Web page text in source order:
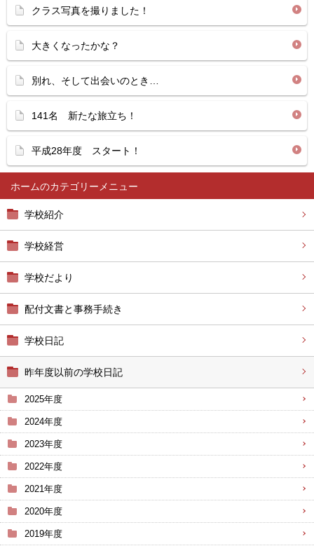
ホーム
学校紹介
学校経営
学校だより
配付文書と事務手続き
学校日記
昨年度以前の学校日記
2025年度
2024年度
2023年度
2022年度
2021年度
2020年度
2019年度
クラス写真を撮りました！
大きくなったかな？
別れ、そして出会いのとき…
141名 新たな旅立ち！
平成28年度 スタート！